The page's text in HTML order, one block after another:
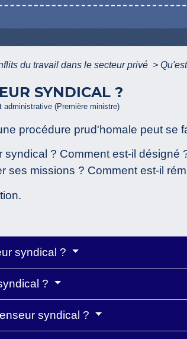
du travail dans le secteur privé >
SYNDICAL ?
administrative (Première ministre)
procédure prud'homale peut se
? Comment est-il désigné
ses missions ? Comment est-il
syndical ?
?
syndical ?